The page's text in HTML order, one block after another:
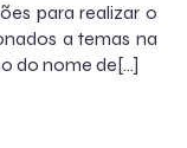
para realizar o
a temas na
do nome de[…]